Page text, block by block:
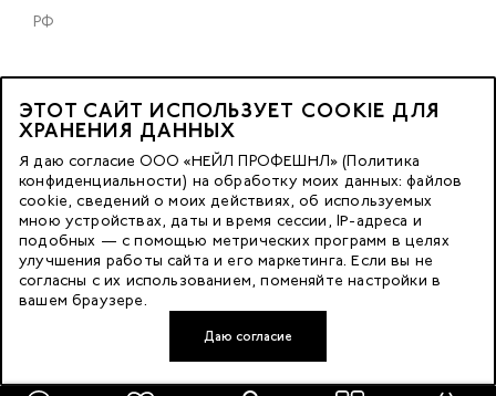
РФ
2023 © OOO «Нейл Профешнл».
Все права защищены.
Разработка сайта — FACE FAMILY
Москва, м. Калужская,
ул. Бутлерова д. 17
«БЦ Нео Гео»^
этаж. 3, офис 3079
ЭТОТ САЙТ ИСПОЛЬЗУЕТ COOKIE ДЛЯ
ХРАНЕНИЯ ДАННЫХ
Я даю согласие ООО «НЕЙЛ ПРОФЕШНЛ» (Политика
конфиденциальности) на обработку моих данных: файлов
cookie, сведений о моих действиях, об используемых
мною устройствах, даты и время сессии, IP-адреса и
подобных — с помощью метрических программ в целях
улучшения работы сайта и его маркетинга. Если вы не
согласны с их использованием, поменяйте настройки в
вашем браузере.
Даю согласие